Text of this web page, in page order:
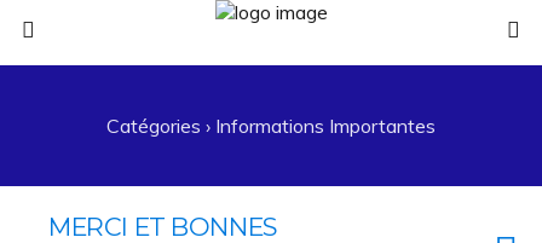
Catégories › Informations Importantes
MERCI ET BONNES